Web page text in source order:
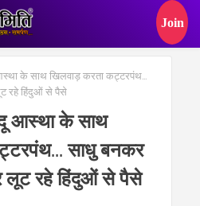
के साथ खिलवाड़ करता कट्टरपंथ...
रहे हिंदुओं से पैसे
आस्था के साथ
साधु बनकर
लूट रहे हिंदुओं से पैसे